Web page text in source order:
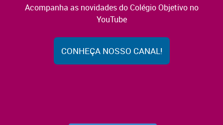
Acompanha as novidades do Colégio Objetivo no
YouTube
CONHEÇA NOSSO CANAL!